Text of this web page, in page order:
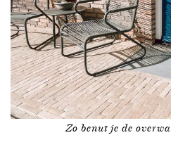
Zo benut je de